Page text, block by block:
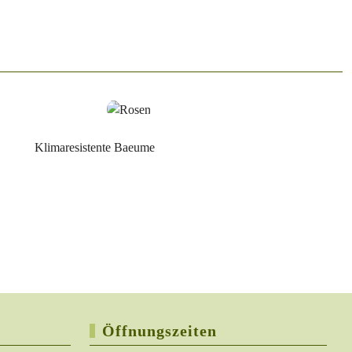
Öffnungszeiten